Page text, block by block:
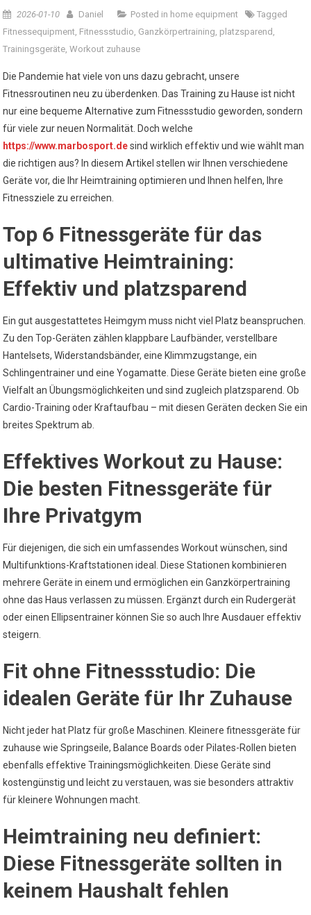
2026-01-10 Daniel Posted in home equipment
Tagged
Fitnessequipment, Fitnessstudio, Ganzkörpertraining, platzsparend ,
Trainingsgeräte,Workout zuhause
Die Pandemie hat viele von uns dazu gebracht, unsere
Fitnessroutinen neu zu überdenken. Das Training zu Hause ist nicht
nur eine bequeme Alternative zum Fitnessstudio geworden, sondern
für viele zur neuen Normalität. Doch welche
https://www.marbosport.desind wirklich effektiv und wie wählt man
die richtigen aus? In diesem Artikel stellen wir Ihnen verschiedene
Geräte vor, die Ihr Heimtraining optimieren und Ihnen helfen, Ihre
Fitnessziele zu erreichen.
Top 6 Fitnessgeräte für das
ultimative Heimtraining:
Effektiv und platzsparend
Ein gut ausgestattetes Heimgym muss nicht viel Platz beanspruchen.
Zu den Top-Geräten zählen klappbare Laufbänder, verstellbare
Hantelsets, Widerstandsbänder, eine Klimmzugstange, ein
Schlingentrainer und eine Yogamatte. Diese Geräte bieten eine große
Vielfalt an Übungsmöglichkeiten und sind zugleich platzsparend. Ob
Cardio-Training oder Kraftaufbau – mit diesen Geräten decken Sie ein
breites Spektrum ab.
Effektives Workout zu Hause:
Die besten Fitnessgeräte für
Ihre Privatgym
Für diejenigen, die sich ein umfassendes Workout wünschen, sind
Multifunktions-Kraftstationen ideal. Diese Stationen kombinieren
mehrere Geräte in einem und ermöglichen ein Ganzkörpertraining
ohne das Haus verlassen zu müssen. Ergänzt durch ein Rudergerät
oder einen Ellipsentrainer können Sie so auch Ihre Ausdauer effektiv
steigern.
Fit ohne Fitnessstudio: Die
idealen Geräte für Ihr Zuhause
Nicht jeder hat Platz für große Maschinen. Kleinere fitnessgeräte für
zuhause wie Springseile, Balance Boards oder Pilates-Rollen bieten
ebenfalls effektive Trainingsmöglichkeiten. Diese Geräte sind
kostengünstig und leicht zu verstauen, was sie besonders attraktiv
für kleinere Wohnungen macht.
Heimtraining neu definiert:
Diese Fitnessgeräte sollten in
keinem Haushalt fehlen